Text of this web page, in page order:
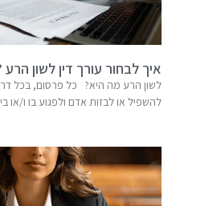
איך לבחור עורך דין לשון הרע
לשון הרע מה היא? כל פרסום, בכל
להשפיל או לבזות אדם ולפגוע בו ו/או